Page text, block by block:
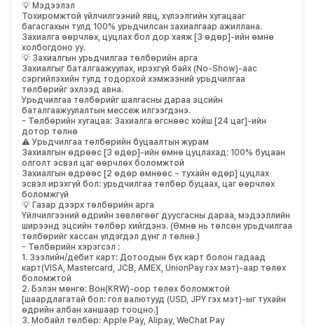
💡 Мэдээлэл
Тохиромжтой үйлчилгээний явц, хүлээлгийн хугацааг
багасгахын тулд 100% урьдчилсан захиалгаар ажиллана.
Захиалга өөрчлөх, цуцлах бол дор хаяж [3 өдөр]-ийн өмнө
холбогдоно уу.
💡 Захиалгын урьдчилгаа төлбөрийн арга
Захиалгыг баталгаажуулах, ирэхгүй байх (No-Show)-аас
сэргийлэхийн тулд тодорхой хэмжээний урьдчилгаа
төлбөрийг эхлээд авна.
Урьдчилгаа төлбөрийг шалгасны дараа эцсийн
баталгаажуулалтын мессеж илгээгдэнэ.
- Төлбөрийн хугацаа: Захиалга өгснөөс хойш [24 цаг]-ийн
дотор төлнө
⚠️ Урьдчилгаа төлбөрийн буцаалтын журам
Захиалгын өдрөөс [3 өдөр]-ийн өмнө цуцлахад: 100% буцаан
олголт эсвэл цаг өөрчлөх боломжтой
Захиалгын өдрөөс [2 өдөр өмнөөс ~ тухайн өдөр] цуцлах
эсвэл ирэхгүй бол: урьдчилгаа төлбөр буцаах, цаг өөрчлөх
боломжгүй
💡 Газар дээрх төлбөрийн арга
Үйлчилгээний өдрийн зөвлөгөөг дуусгасны дараа, мэдээллийн
ширээнд эцсийн төлбөр хийгдэнэ. (Өмнө нь төлсөн урьдчилгаа
төлбөрийг хассан үлдэгдэл дүнг л төлнө.)
- Төлбөрийн хэрэгсэл :
1. Зээлийн/дебит карт: Дотоодын бүх карт болон гадаад
карт(VISA, Mastercard, JCB, AMEX, UnionPay гэх мэт)-аар төлөх
боломжтой
2. Бэлэн мөнгө: Вон(KRW)-оор төлөх боломжтой
[шаардлагатай бол: гол валютууд (USD, JPY гэх мэт)-ыг тухайн
өдрийн албан ханшаар тооцно.]
3. Мобайл төлбөр: Apple Pay, Alipay, WeChat Pay